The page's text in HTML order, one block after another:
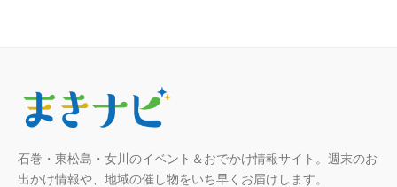
石巻・東松島・女川のイベント＆おでかけ情報サイト。週末のお
出かけ情報や、地域の催し物をいち早くお届けします。